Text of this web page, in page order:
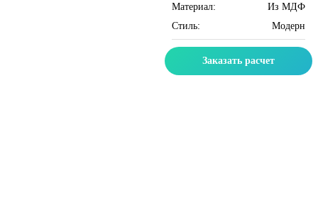
Материал:
Из МДФ
Стиль:
Модерн
Заказать расчет